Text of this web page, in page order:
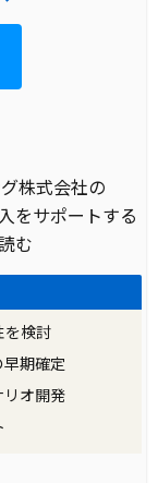
株式会社の
をサポートする
む
を検討
期確定
オ開発